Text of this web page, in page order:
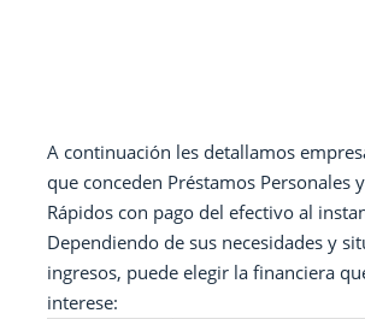
A continuación les detallamos
que conceden Préstamos Personales
Rápidos con pago del efectivo al
Dependiendo de sus necesidades y
ingresos, puede elegir la financiera
interese: